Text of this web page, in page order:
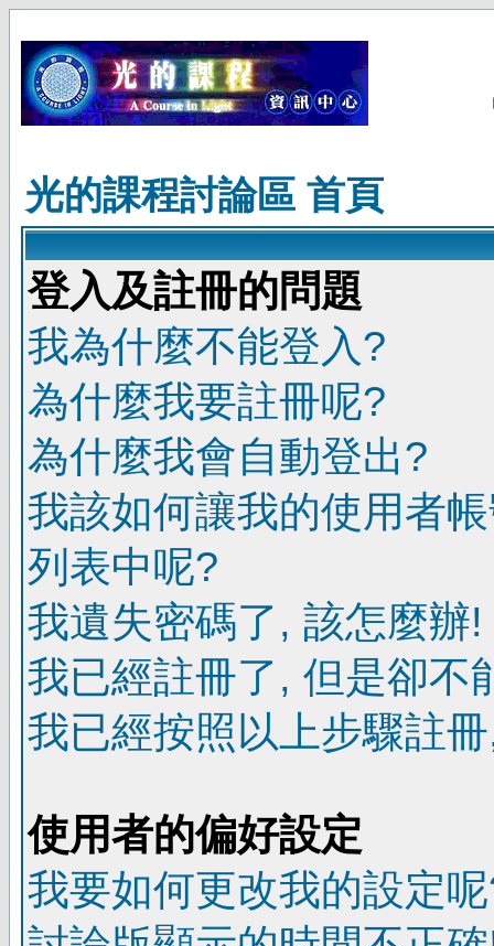
光的課程討論區 首頁
登入及註冊的問題
我為什麼不能登入?
為什麼我要註冊呢?
為什麼我會自動登出?
我該如何讓我的使用者
列表中呢?
我遺失密碼了, 該怎麼辦!
我已經註冊了, 但是卻不
我已經按照以上步驟註
使用者的偏好設定
我要如何更改我的設定